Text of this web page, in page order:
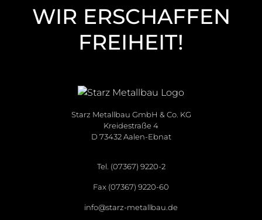
WIR ERSCHAFFEN
FREIHEIT!
Starz Metallbau GmbH & Co. KG
Kreidestraße 4
D 73432 Aalen-Ebnat
Tel. (07367) 9220-2
Fax (07367) 9220-60
info@starz-metallbau.de